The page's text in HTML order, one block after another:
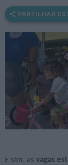
PARTILHAR
E sim, as vagas